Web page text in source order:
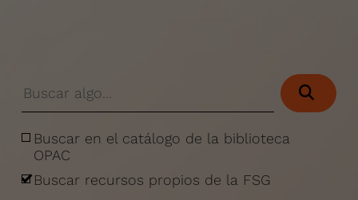
Buscar en el catálogo de la biblioteca
OPAC
Buscar recursos propios de la FSG